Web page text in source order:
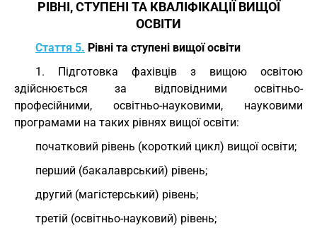
РІВНІ, СТУПЕНІ ТА КВАЛІФІКАЦІЇ ВИЩОЇ
ОСВІТИ
Стаття 5. Рівні та ступені вищої освіти
1. Підготовка фахівців з вищою освітою
здійснюється за відповідними освітньо-
професійними, освітньо-науковими, науковими
програмами на таких рівнях вищої освіти:
початковий рівень (короткий цикл) вищої освіти;
перший (бакалаврський) рівень;
другий (магістерський) рівень;
третій (освітньо-науковий) рівень;